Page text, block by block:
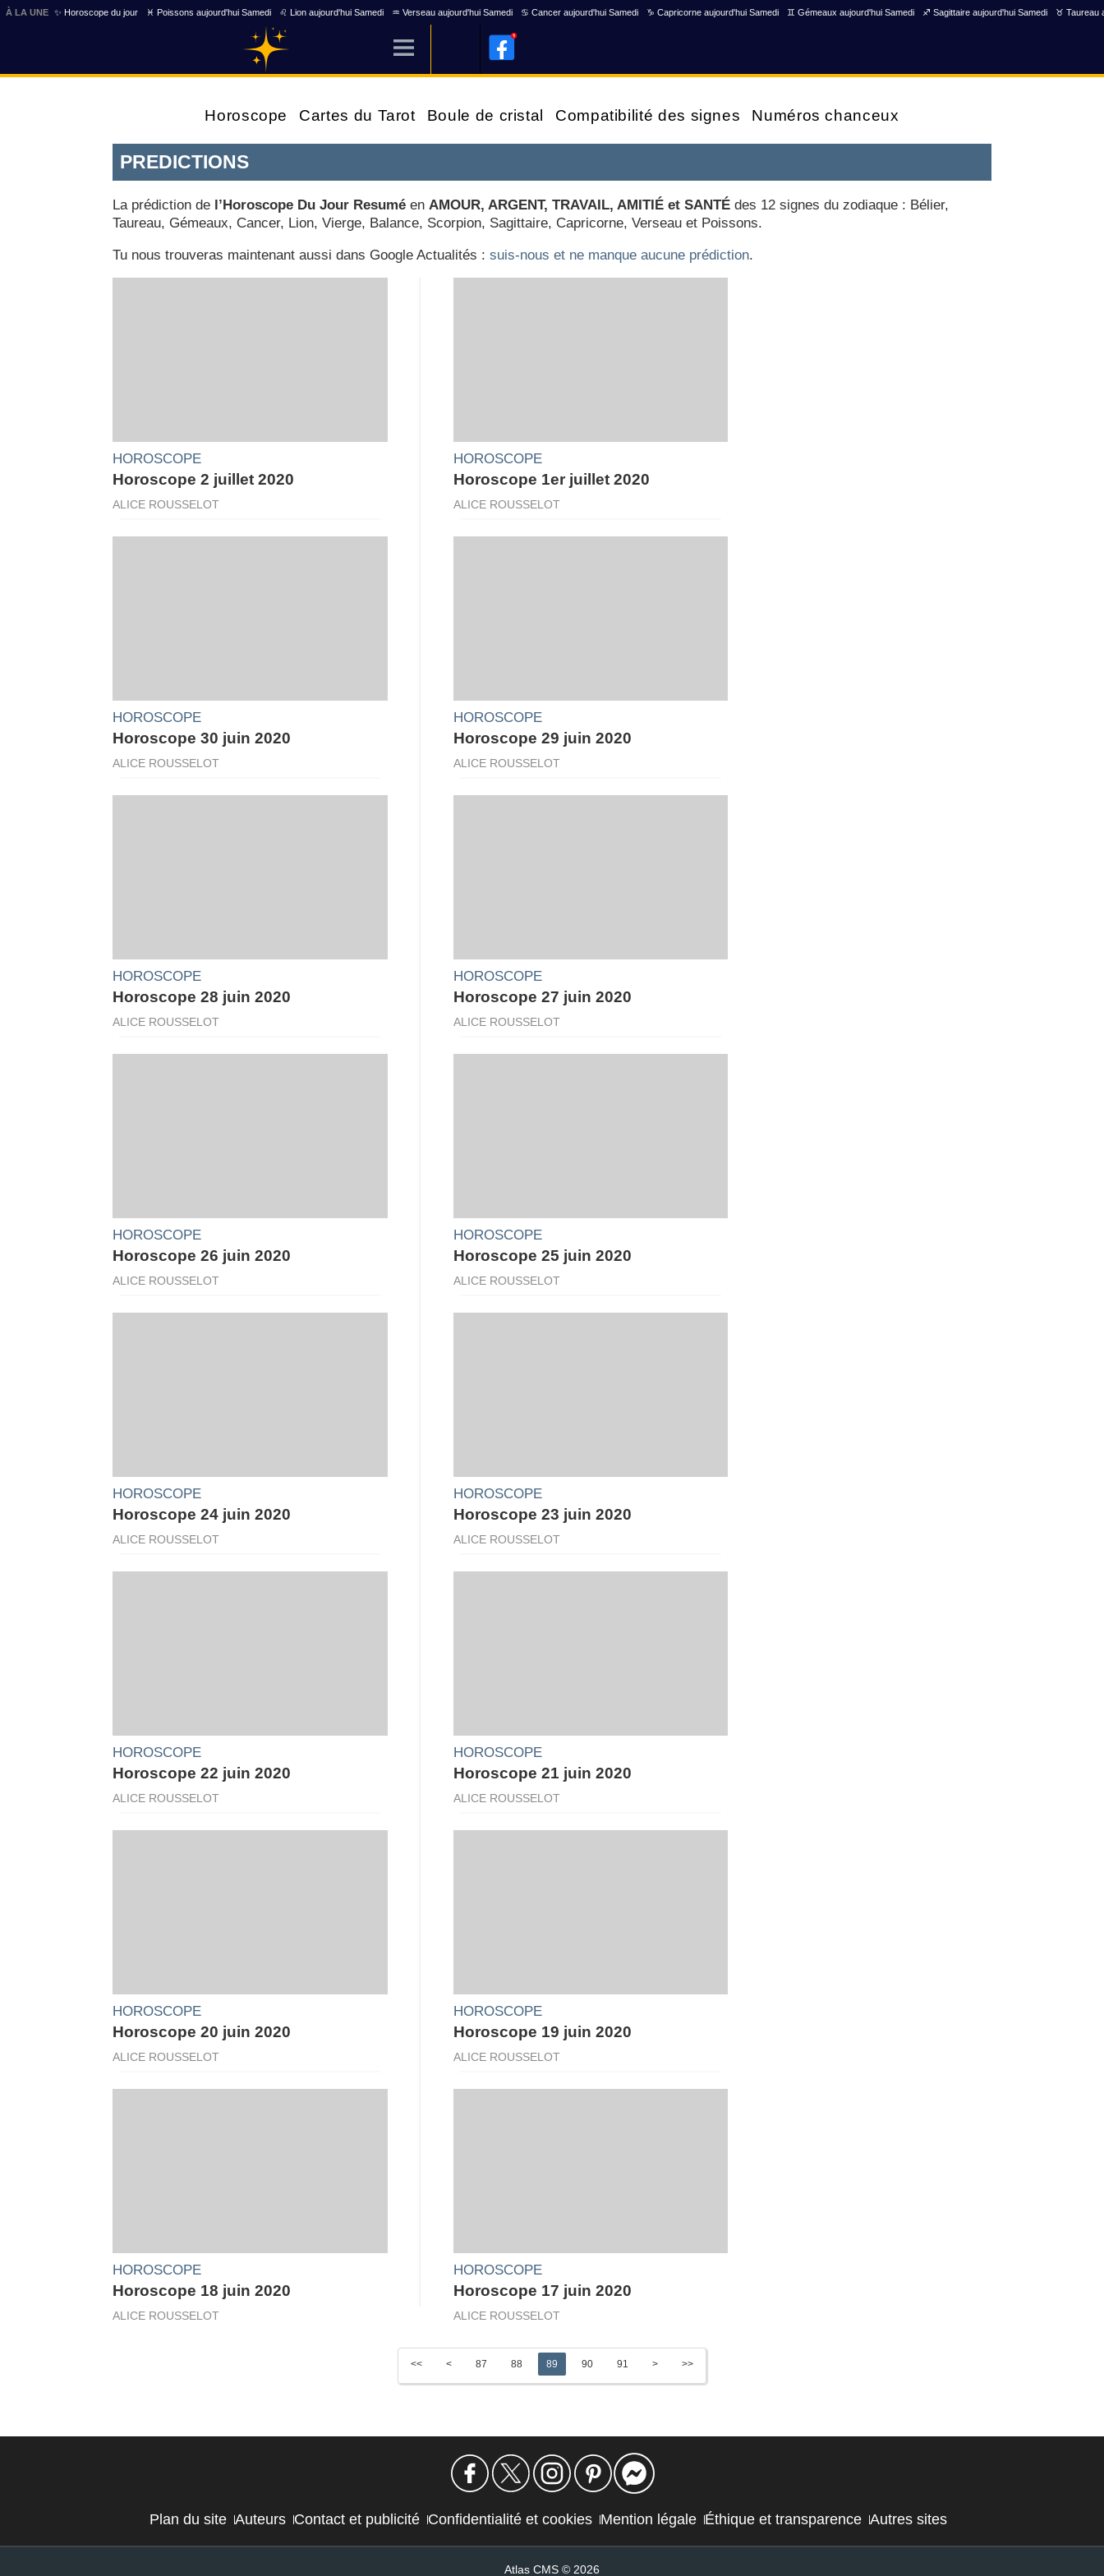
À LA UNE ✨ Horoscope du jour ♓ Poissons aujourd'hui Samedi ♌ Lion aujourd'hui Samedi ♒ Verseau aujourd'hui Samedi ♋ Cancer aujourd'hui Samedi ♑ Capricorne aujourd'hui Samedi ♊ Gémeaux aujourd'hui Samedi ♐ Sagittaire aujourd'hui Samedi ♉ Taureau
Horoscope Cartes du Tarot Boule de cristal Compatibilité des signes Numéros chanceux
PREDICTIONS
La prédiction de l’Horoscope Du Jour Resumé en AMOUR, ARGENT, TRAVAIL, AMITIÉ et SANTÉ des 12 signes du zodiaque : Bélier,
Taureau, Gémeaux, Cancer, Lion, Vierge, Balance, Scorpion, Sagittaire, Capricorne, Verseau et Poissons.
Tu nous trouveras maintenant aussi dans Google Actualités : suis-nous et ne manque aucune prédiction.
HOROSCOPE
Horoscope 2 juillet 2020
ALICE ROUSSELOT
HOROSCOPE
Horoscope 1er juillet 2020
ALICE ROUSSELOT
HOROSCOPE
Horoscope 30 juin 2020
ALICE ROUSSELOT
HOROSCOPE
Horoscope 29 juin 2020
ALICE ROUSSELOT
HOROSCOPE
Horoscope 28 juin 2020
ALICE ROUSSELOT
HOROSCOPE
Horoscope 27 juin 2020
ALICE ROUSSELOT
HOROSCOPE
Horoscope 26 juin 2020
ALICE ROUSSELOT
HOROSCOPE
Horoscope 25 juin 2020
ALICE ROUSSELOT
HOROSCOPE
Horoscope 24 juin 2020
ALICE ROUSSELOT
HOROSCOPE
Horoscope 23 juin 2020
ALICE ROUSSELOT
HOROSCOPE
Horoscope 22 juin 2020
ALICE ROUSSELOT
HOROSCOPE
Horoscope 21 juin 2020
ALICE ROUSSELOT
HOROSCOPE
Horoscope 20 juin 2020
ALICE ROUSSELOT
HOROSCOPE
Horoscope 19 juin 2020
ALICE ROUSSELOT
HOROSCOPE
Horoscope 18 juin 2020
ALICE ROUSSELOT
HOROSCOPE
Horoscope 17 juin 2020
ALICE ROUSSELOT
<< < 87 88 89 90 91 > >>
Plan du site Auteurs Contact et publicité Confidentialité et cookies Mention légale Éthique et transparence Autres sites
Atlas CMS © 2026